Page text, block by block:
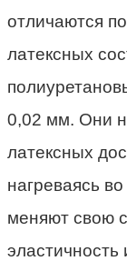
отличаются
латексных
0,02 мм. Они
латексных
нагреваясь
меняют свою